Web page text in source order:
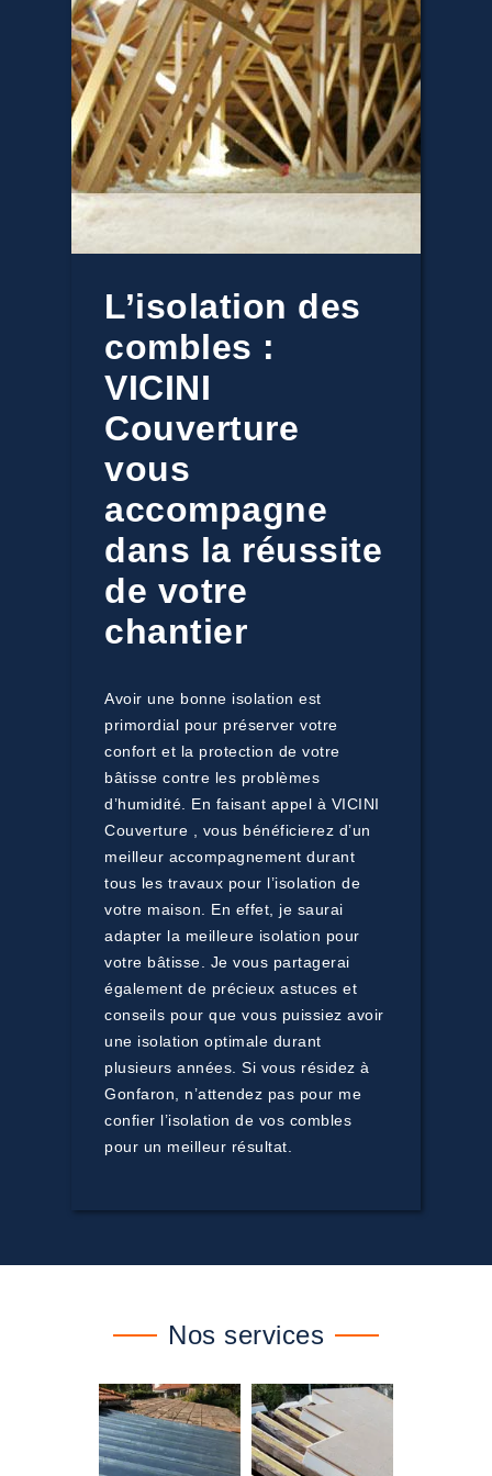
L’isolation des
combles :
VICINI
Couverture
vous
accompagne
dans la réussite
de votre
chantier
Avoir une bonne isolation est
primordial pour préserver votre
confort et la protection de votre
bâtisse contre les problèmes
d’humidité. En faisant appel à VICINI
Couverture , vous bénéficierez d’un
meilleur accompagnement durant
tous les travaux pour l’isolation de
votre maison. En effet, je saurai
adapter la meilleure isolation pour
votre bâtisse. Je vous partagerai
également de précieux astuces et
conseils pour que vous puissiez avoir
une isolation optimale durant
plusieurs années. Si vous résidez à
Gonfaron, n’attendez pas pour me
confier l’isolation de vos combles
pour un meilleur résultat.
Nos services